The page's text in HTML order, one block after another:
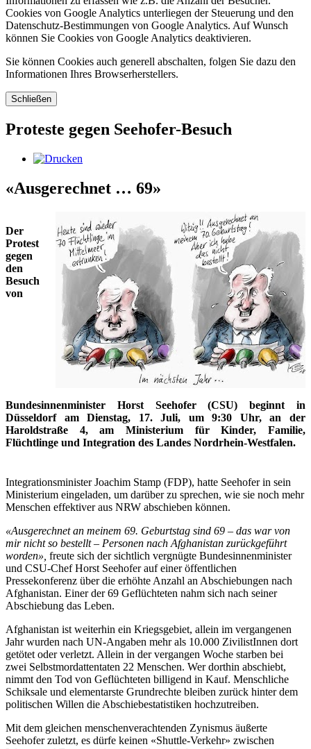
Cookies von Google Analytics unterliegen der Steuerung und den
Datenschutz-Bestimmungen von Google Analytics. Auf Wunsch
können Sie Cookies von Google Analytics deaktivieren.
Sie können Cookies auch generell abschalten, folgen Sie dazu den
Informationen Ihres Browserherstellers.
Schließen
Proteste gegen Seehofer-Besuch
«Ausgerechnet … 69»
Der
Protest
gegen
den
Besuch
von
Bundesinnenminister Horst Seehofer (CSU) beginnt in
Düsseldorf am Dienstag, 17. Juli, um 9:30 Uhr, an der
Haroldstraße 4, am Ministerium für Kinder, Familie,
Flüchtlinge und Integration des Landes Nordrhein-Westfalen.
Integrationsminister Joachim Stamp (FDP), hatte Seehofer in sein
Ministerium eingeladen, um darüber zu sprechen, wie sie noch mehr
Menschen effektiver aus NRW abschieben können.
«Ausgerechnet an meinem 69. Geburtstag sind 69 – das war von
mir nicht so bestellt – Personen nach Afghanistan zurückgeführt
worden», freute sich der sichtlich vergnügte Bundesinnenminister
und CSU-Chef Horst Seehofer auf einer öffentlichen
Pressekonferenz über die erhöhte Anzahl an Abschiebungen nach
Afghanistan. Einer der 69 Geflüchteten nahm sich nach seiner
Abschiebung das Leben.
Afghanistan ist weiterhin ein Kriegsgebiet, allein im vergangenen
Jahr wurden nach UN-Angaben mehr als 10.000 ZivilistInnen dort
getötet oder verletzt. Allein in der vergangen Woche starben bei
zwei Selbstmordattentaten 22 Menschen. Wer dorthin abschiebt,
nimmt den Tod von Geflüchteten billigend in Kauf. Menschliche
Schiksale und elementarste Grundrechte bleiben zurück hinter dem
politischen Willen die Abschiebestatistiken hochzutreiben.
Mit dem gleichen menschenverachtenden Zynismus äußerte
Seehofer zuletzt, es dürfe keinen «Shuttle-Verkehr» zwischen